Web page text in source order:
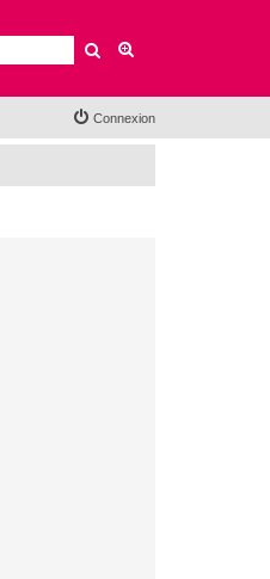
Rechercher
Connexion